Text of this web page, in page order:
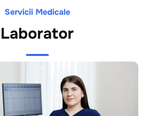
Servicii Medicale
Laborator